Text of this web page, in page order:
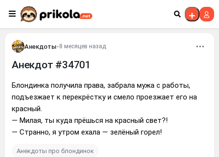
Перейти к контенту
Анекдоты•8 месяцев назад
Анекдот #34701
Блондинка получила права, забрала мужа с работы,
подъезжает к перекрёстку и смело проезжает его на
красный.
— Милая, ты куда прёшься на красный свет?!
— Странно, я утром ехала — зелёный горел!
Анекдоты про блондинок